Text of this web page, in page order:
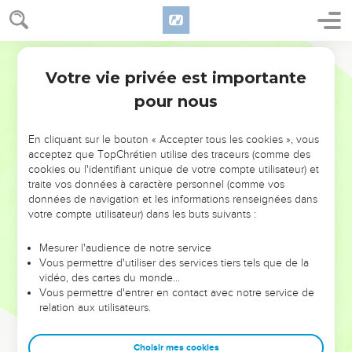
NE MANQUEZ PAS L’ÉVÉNEMENT
DE L’ANNÉE !
ET SI LEURS ERREURS POUVAIENT VOUS ÉVITER LES
VOTRES ?
leur foi ou leur vision. Mais on voit moins les doutes, les erreurs
et les saisons difficiles qu'ils ont traversés, alors même que ce
sont elles qui les ont façonnés.
Dans cette conférence, leaders, entrepreneurs, et responsables
clés pour avancer avec plus de sagesse afin que leurs erreurs
Votre vie privée est importante
pour nous
En cliquant sur le bouton « Accepter tous les cookies », vous
acceptez que TopChrétien utilise des traceurs (comme des
cookies ou l'identifiant unique de votre compte utilisateur) et
traite vos données à caractère personnel (comme vos
données de navigation et les informations renseignées dans
votre compte utilisateur) dans les buts suivants :
Mesurer l'audience de notre service
Vous permettre d'utiliser des services tiers tels que de la
vidéo, des cartes du monde…
Vous permettre d'entrer en contact avec notre service de
relation aux utilisateurs.
Choisir mes cookies